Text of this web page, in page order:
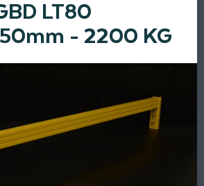
LT80
- 2200 KG